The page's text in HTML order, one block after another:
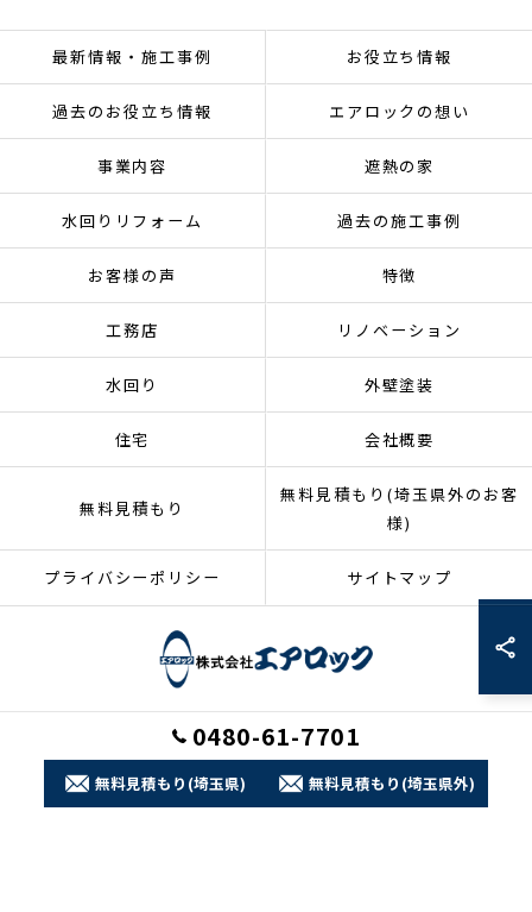
0480-61-7701
無料見積もり(埼玉県) 無料見積もり(埼玉県外)
最新情報・施工事例 お役立ち情報
過去のお役立ち情報 エアロックの想い
事業内容 遮熱の家
水回りリフォーム 過去の施工事例
お客様の声 特徴
工務店 リノベーション
水回り 外壁塗装
住宅 会社概要
無料見積もり
無料見積もり(埼玉県外のお客
様)
プライバシーポリシー サイトマップ
© 2026 埼玉県加須市のリフォームなら株式会社エアロック ALL RIGHTS
RESERVED.